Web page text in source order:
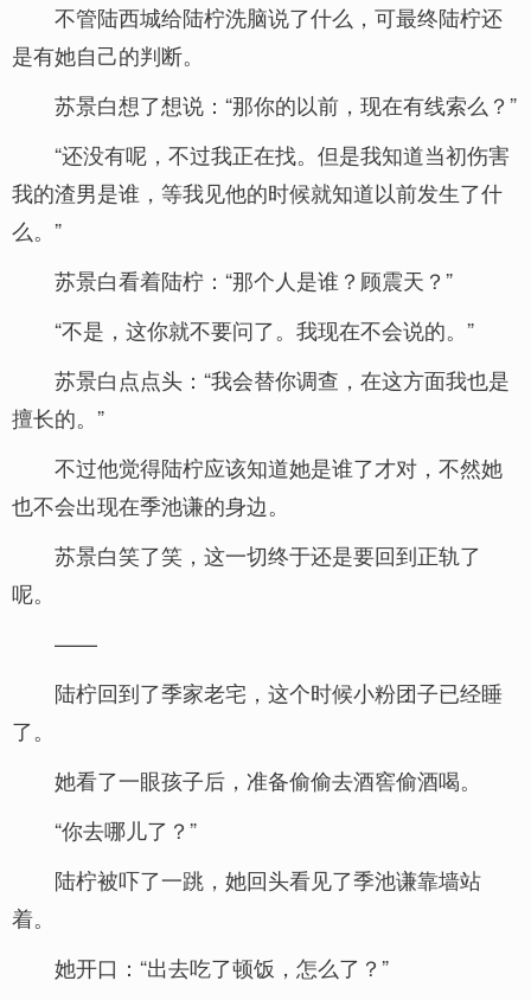
不管陆西城给陆柠洗脑说了什么，可最终陆柠还
是有她自己的判断。
苏景白想了想说：“那你的以前，现在有线索么？”
“还没有呢，不过我正在找。但是我知道当初伤害
我的渣男是谁，等我见他的时候就知道以前发生了什
么。”
苏景白看着陆柠：“那个人是谁？顾震天？”
“不是，这你就不要问了。我现在不会说的。”
苏景白点点头：“我会替你调查，在这方面我也是
擅长的。”
不过他觉得陆柠应该知道她是谁了才对，不然她
也不会出现在季池谦的身边。
苏景白笑了笑，这一切终于还是要回到正轨了
呢。
——
陆柠回到了季家老宅，这个时候小粉团子已经睡
了。
她看了一眼孩子后，准备偷偷去酒窖偷酒喝。
“你去哪儿了？”
陆柠被吓了一跳，她回头看见了季池谦靠墙站
着。
她开口：“出去吃了顿饭，怎么了？”